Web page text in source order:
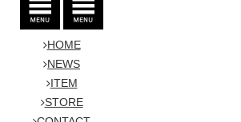
HOME
NEWS
ITEM
STORE